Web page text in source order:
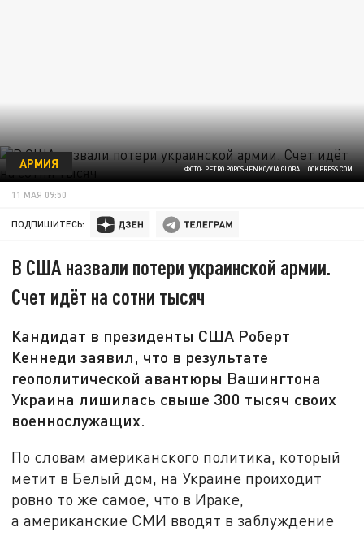
ФОТО: PETRO POROSHENKO/VIA GLOBALLOOKPRESS.COM
АРМИЯ
11 МАЯ 09:50
ПОДПИШИТЕСЬ:
В США назвали потери украинской армии.
Счет идёт на сотни тысяч
Кандидат в президенты США Роберт
Кеннеди заявил, что в результате
геополитической авантюры Вашингтона
Украина лишилась свыше 300 тысяч своих
военнослужащих.
По словам американского политика, который
метит в Белый дом, на Украине проиходит
ровно то же самое, что в Ираке,
а американские СМИ вводят в заблуждение